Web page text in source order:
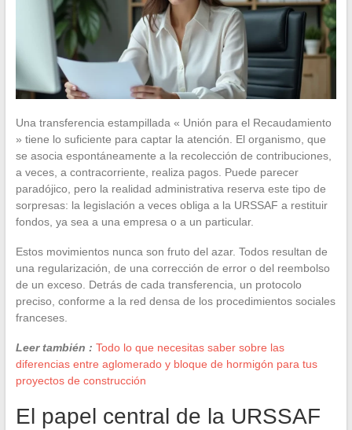
Una transferencia estampillada « Unión para el Recaudamiento
» tiene lo suficiente para captar la atención. El organismo, que
se asocia espontáneamente a la recolección de contribuciones,
a veces, a contracorriente, realiza pagos. Puede parecer
paradójico, pero la realidad administrativa reserva este tipo de
sorpresas: la legislación a veces obliga a la URSSAF a restituir
fondos, ya sea a una empresa o a un particular.
Estos movimientos nunca son fruto del azar. Todos resultan de
una regularización, de una corrección de error o del reembolso
de un exceso. Detrás de cada transferencia, un protocolo
preciso, conforme a la red densa de los procedimientos sociales
franceses.
Leer también : Todo lo que necesitas saber sobre las
diferencias entre aglomerado y bloque de hormigón para tus
proyectos de construcción
El papel central de la URSSAF